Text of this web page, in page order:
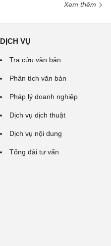
Xem thêm
DỊCH VỤ
Tra cứu văn bản
Phân tích văn bản
Pháp lý doanh nghiệp
Dịch vụ dịch thuật
Dịch vụ nội dung
Tổng đài tư vấn